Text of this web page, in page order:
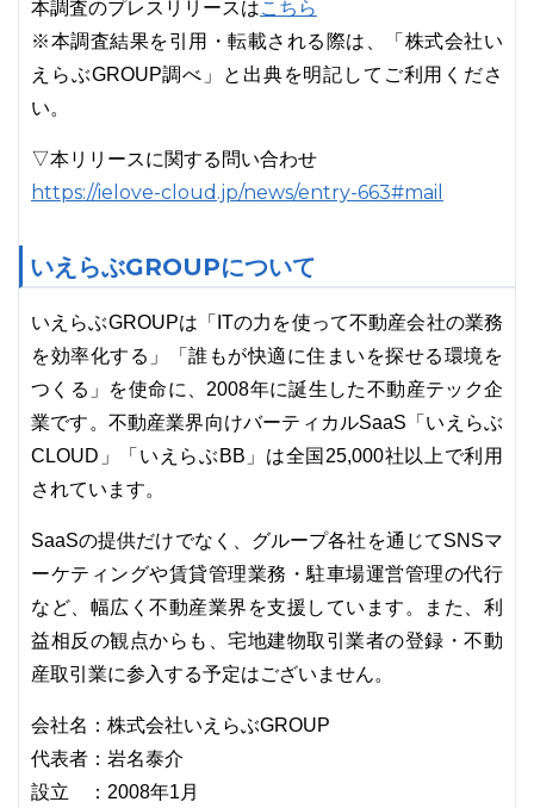
本調査のプレスリリースはこちら
※本調査結果を引用・転載される際は、「株式会社い
えらぶGROUP調べ」と出典を明記してご利用くださ
い。
▽本リリースに関する問い合わせ
https://ielove-cloud.jp/news/entry-663#mail
いえらぶGROUPについて
いえらぶGROUPは「ITの力を使って不動産会社の業務
を効率化する」「誰もが快適に住まいを探せる環境を
つくる」を使命に、2008年に誕生した不動産テック企
業です。不動産業界向けバーティカルSaaS「いえらぶ
CLOUD」「いえらぶBB」は全国25,000社以上で利用
されています。
SaaSの提供だけでなく、グループ各社を通じてSNSマ
ーケティングや賃貸管理業務・駐車場運営管理の代行
など、幅広く不動産業界を支援しています。また、利
益相反の観点からも、宅地建物取引業者の登録・不動
産取引業に参入する予定はございません。
会社名：株式会社いえらぶGROUP
代表者：岩名泰介
設立 ：2008年1月